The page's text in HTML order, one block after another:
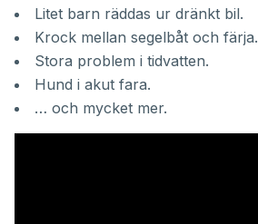
Litet barn räddas ur dränkt bil.
Krock mellan segelbåt och färja.
Stora problem i tidvatten.
Hund i akut fara.
… och mycket mer.